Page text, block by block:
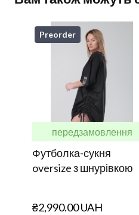
Preorder
передзамовлення
Футболка-сукня
oversize з шнурівкою
₴2,990.00 UAH